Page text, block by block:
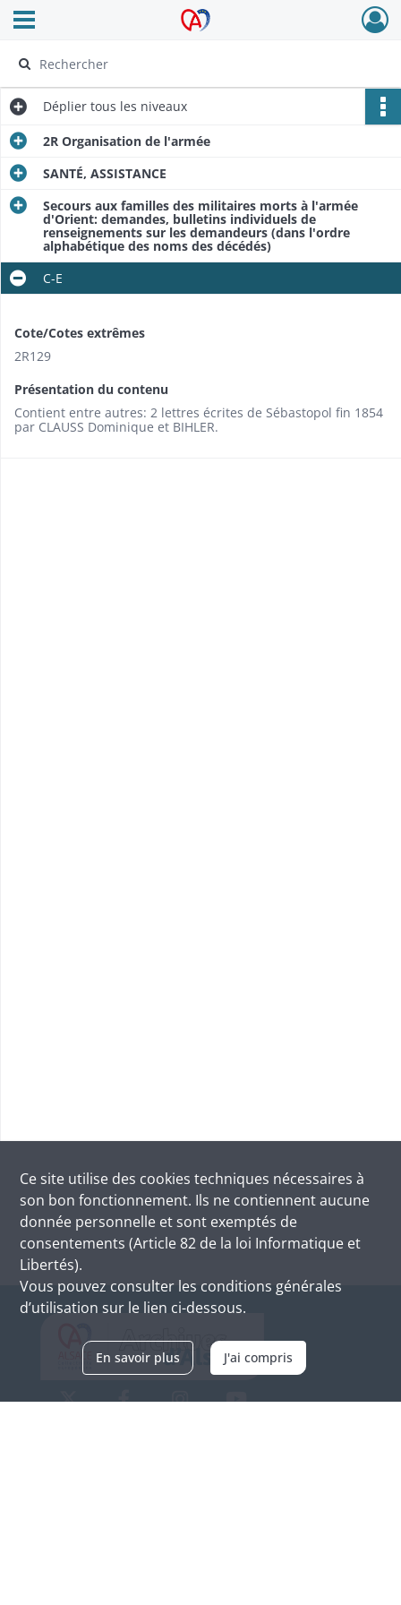
Archives Alsace - Colmar
Ouvrir le menu déroulant
Déplier tous les niveaux
2R Organisation de l'armée
SANTÉ, ASSISTANCE
Secours aux familles des militaires morts à l'armée
d'Orient: demandes, bulletins individuels de
renseignements sur les demandeurs (dans l'ordre
alphabétique des noms des décédés)
C-E
Cote/Cotes extrêmes
2R129
Présentation du contenu
Contient entre autres: 2 lettres écrites de Sébastopol fin 1854
par CLAUSS Dominique et BIHLER.
Ce site utilise des cookies techniques nécessaires à
son bon fonctionnement. Ils ne contiennent aucune
donnée personnelle et sont exemptés de
consentements (Article 82 de la loi Informatique et
Libertés).
Vous pouvez consulter les conditions générales
d’utilisation sur le lien ci-dessous.
En savoir plus J'ai compris